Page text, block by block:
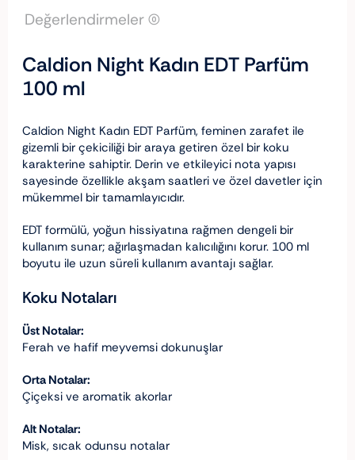
Değerlendirmeler (0)
Caldion Night Kadın EDT Parfüm
100 ml
Caldion Night Kadın EDT Parfüm, feminen zarafet ile
gizemli bir çekiciliği bir araya getiren özel bir koku
karakterine sahiptir. Derin ve etkileyici nota yapısı
sayesinde özellikle akşam saatleri ve özel davetler için
mükemmel bir tamamlayıcıdır.
EDT formülü, yoğun hissiyatına rağmen dengeli bir
kullanım sunar; ağırlaşmadan kalıcılığını korur. 100 ml
boyutu ile uzun süreli kullanım avantajı sağlar.
Koku Notaları
Üst Notalar:
Ferah ve hafif meyvemsi dokunuşlar
Orta Notalar:
Çiçeksi ve aromatik akorlar
Alt Notalar:
Misk, sıcak odunsu notalar